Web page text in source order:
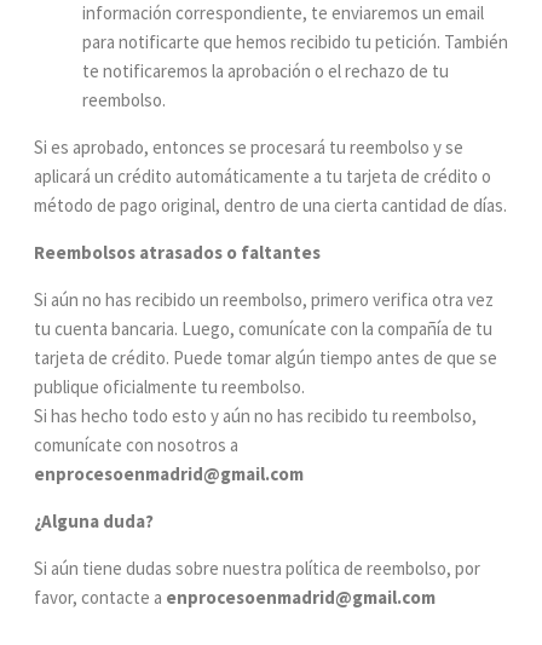
información correspondiente, te enviaremos un email
para notificarte que hemos recibido tu petición. También
te notificaremos la aprobación o el rechazo de tu
reembolso.
Si es aprobado, entonces se procesará tu reembolso y se
aplicará un crédito automáticamente a tu tarjeta de crédito o
método de pago original, dentro de una cierta cantidad de días.
Reembolsos atrasados o faltantes
Si aún no has recibido un reembolso, primero verifica otra vez
tu cuenta bancaria. Luego, comunícate con la compañía de tu
tarjeta de crédito. Puede tomar algún tiempo antes de que se
publique oficialmente tu reembolso.
Si has hecho todo esto y aún no has recibido tu reembolso,
comunícate con nosotros a
enprocesoenmadrid@gmail.com
¿Alguna duda?
Si aún tiene dudas sobre nuestra política de reembolso, por
favor, contacte a enprocesoenmadrid@gmail.com